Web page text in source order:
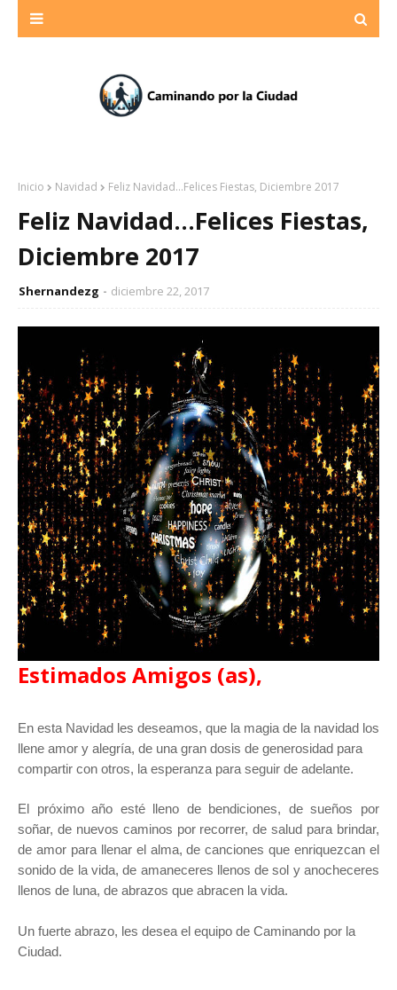
Inicio Navidad Feliz Navidad...Felices Fiestas, Diciembre 2017
Feliz Navidad...Felices Fiestas,
Diciembre 2017
Shernandezg diciembre 22, 2017
Estimados Amigos (as),
En esta Navidad les deseamos, que la magia de la navidad los
llene amor y alegría, de una gran dosis de generosidad para
compartir con otros, la esperanza para seguir de adelante.
El próximo año esté lleno de bendiciones, de sueños por
soñar, de nuevos caminos por recorrer, de salud para brindar,
de amor para llenar el alma, de canciones que enriquezcan el
sonido de la vida, de amaneceres llenos de sol y anocheceres
llenos de luna, de abrazos que abracen la vida.
Un fuerte abrazo, les desea el equipo de Caminando por la
Ciudad.